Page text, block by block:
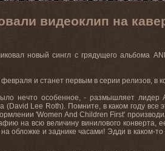
видеоклип на
новый сингл с грядущего альбома
февраля и станет первым в серии релизов, в
нечто особенное, -размышляет лидер
(David Lee Roth). Помните, в каком году все
'Women And Children First'
на всю величину винилового конверта,
обложке и заднике часами! Эдди в каком-